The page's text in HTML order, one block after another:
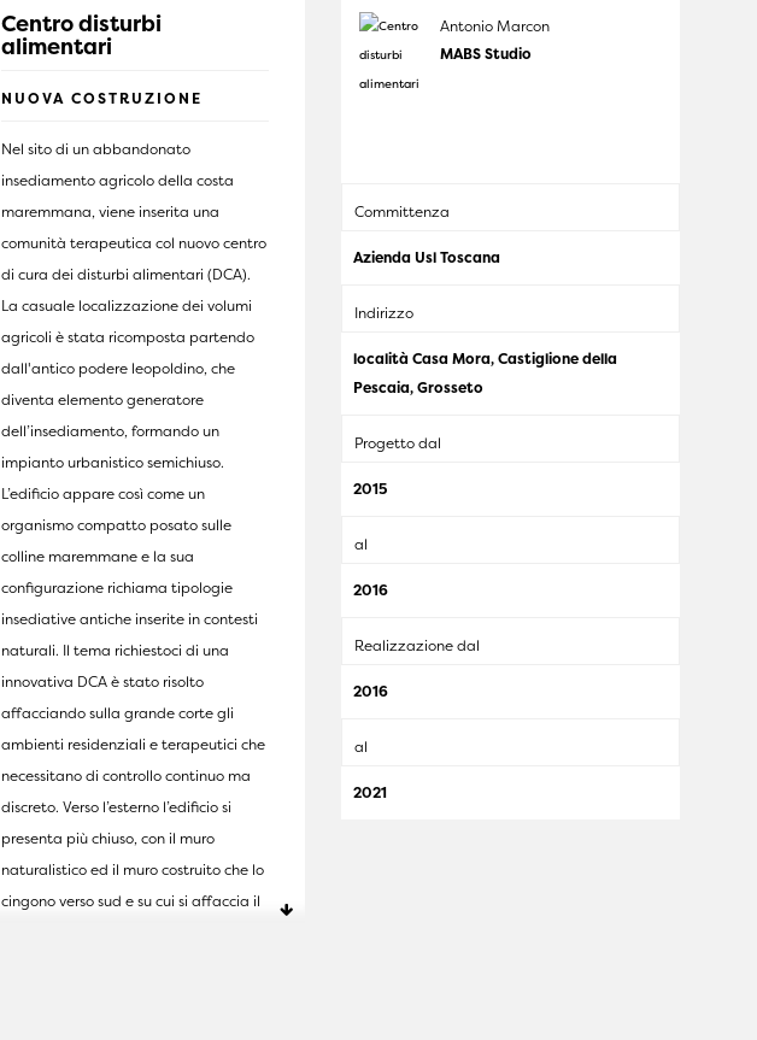
Centro disturbi
alimentari
NUOVA COSTRUZIONE
Nel sito di un abbandonato
insediamento agricolo della costa
maremmana, viene inserita una
comunità terapeutica col nuovo centro
di cura dei disturbi alimentari (DCA).
La casuale localizzazione dei volumi
agricoli è stata ricomposta partendo
dall'antico podere leopoldino, che
diventa elemento generatore
dell’insediamento, formando un
impianto urbanistico semichiuso.
L’edificio appare così come un
organismo compatto posato sulle
colline maremmane e la sua
configurazione richiama tipologie
insediative antiche inserite in contesti
naturali. Il tema richiestoci di una
innovativa DCA è stato risolto
affacciando sulla grande corte gli
ambienti residenziali e terapeutici che
necessitano di controllo continuo ma
discreto. Verso l’esterno l’edificio si
presenta più chiuso, con il muro
naturalistico ed il muro costruito che lo
cingono verso sud e su cui si affaccia il
Antonio Marcon
MABS Studio
Committenza
Azienda Usl Toscana
Indirizzo
località Casa Mora, Castiglione della
Pescaia, Grosseto
Progetto dal
2015
al
2016
Realizzazione dal
2016
al
2021